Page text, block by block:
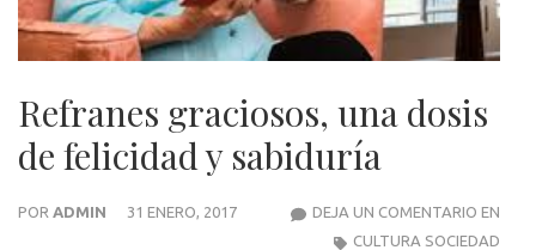
Refranes graciosos, una dosis
de felicidad y sabiduría
POR ADMIN 31 ENERO, 2017 DEJA UN COMENTARIO EN
CULTURA SOCIEDAD